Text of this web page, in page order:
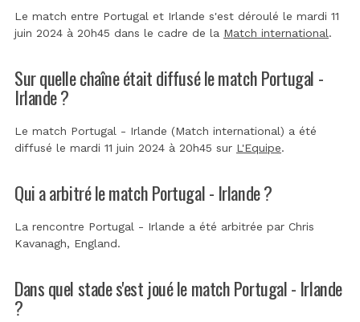
Le match entre Portugal et Irlande s'est déroulé le mardi 11
juin 2024 à 20h45 dans le cadre de la Match international.
Sur quelle chaîne était diffusé le match Portugal -
Irlande ?
Le match Portugal - Irlande (Match international) a été
diffusé le mardi 11 juin 2024 à 20h45 sur L'Equipe.
Qui a arbitré le match Portugal - Irlande ?
La rencontre Portugal - Irlande a été arbitrée par Chris
Kavanagh, England.
Dans quel stade s'est joué le match Portugal - Irlande
?